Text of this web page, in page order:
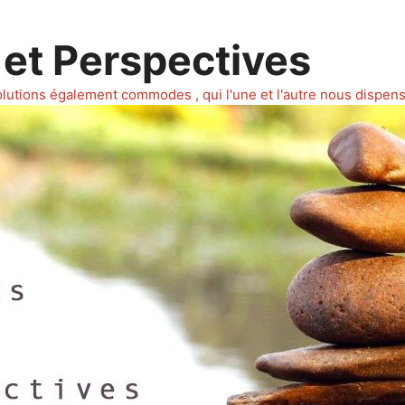
Perspectives
également commodes , qui l'une et l'autre nous